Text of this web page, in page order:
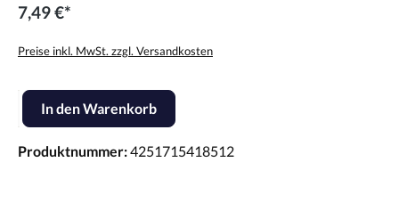
7,49 €*
Preise inkl. MwSt. zzgl. Versandkosten
Produkt Anzahl: Gib den gewünschten Wert ein oder benutze die
In den Warenkorb
Produktnummer:4251715418512